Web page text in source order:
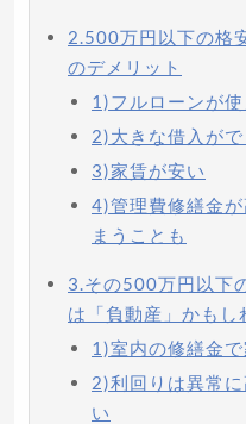
2.500万円以下の格
のデメリット
1)フルローンが使
2)大きな借入が
3)家賃が安い
4)管理費修繕金
まうことも
3.その500万円以下
は「負動産」かもし
1)室内の修繕金
2)利回りは異常
い